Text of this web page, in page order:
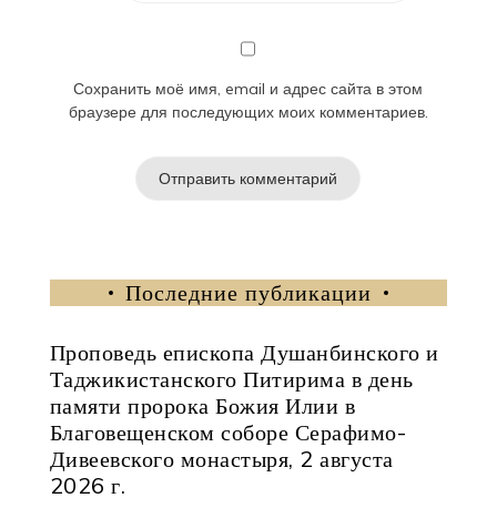
Сохранить моё имя, email и адрес сайта в этом
браузере для последующих моих комментариев.
Последние публикации
Проповедь епископа Душанбинского и
Таджикистанского Питирима в день
памяти пророка Божия Илии в
Благовещенском соборе Серафимо-
Дивеевского монастыря, 2 августа
2026 г.